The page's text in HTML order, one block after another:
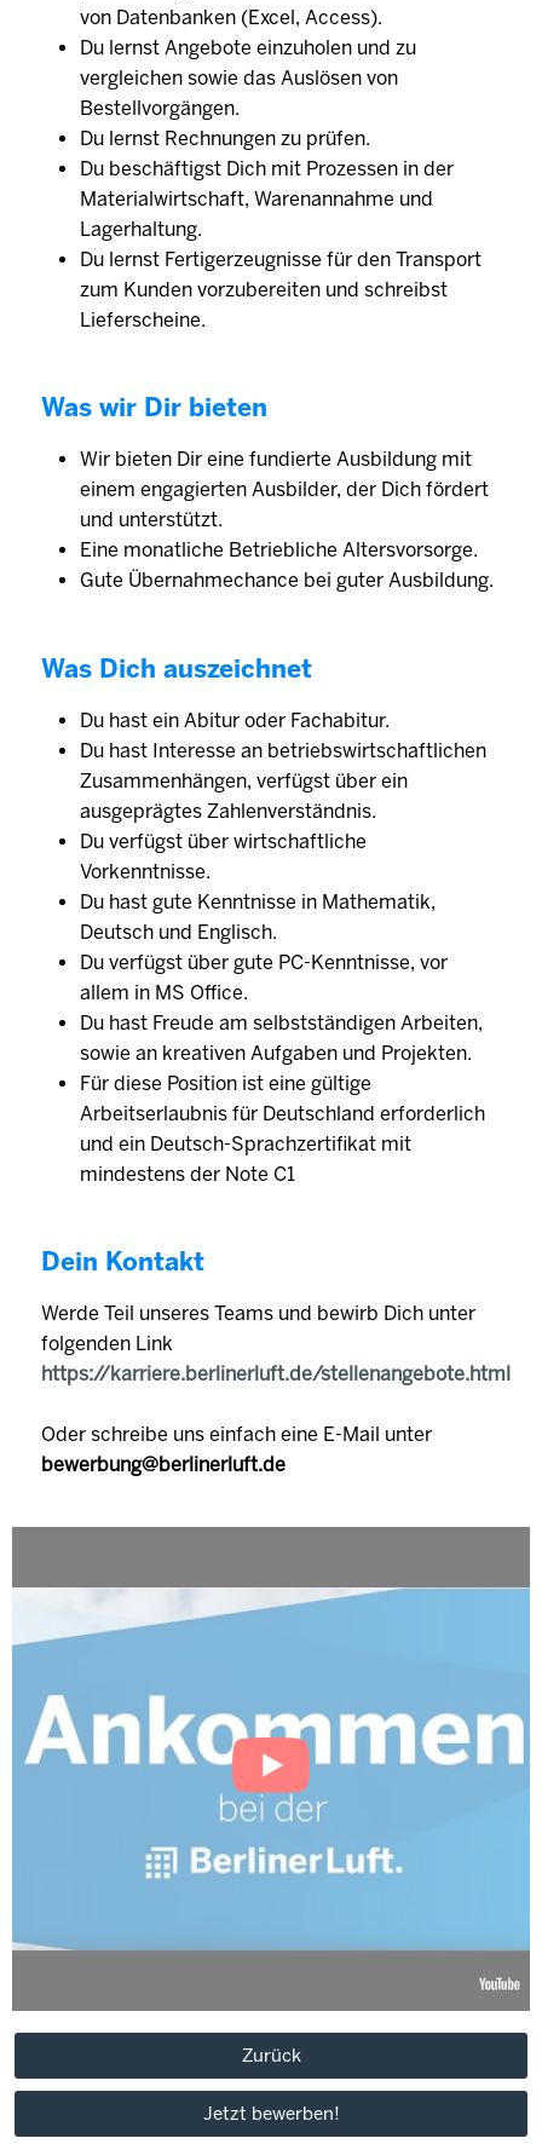
von Datenbanken (Excel, Access).
Du lernst Angebote einzuholen und zu
vergleichen sowie das Auslösen von
Bestellvorgängen.
Du lernst Rechnungen zu prüfen.
Du beschäftigst Dich mit Prozessen in der
Materialwirtschaft, Warenannahme und
Lagerhaltung.
Du lernst Fertigerzeugnisse für den Transport
zum Kunden vorzubereiten und schreibst
Lieferscheine.
Was wir Dir bieten
Wir bieten Dir eine fundierte Ausbildung mit
einem engagierten Ausbilder, der Dich fördert
und unterstützt.
Eine monatliche Betriebliche Altersvorsorge.
Gute Übernahmechance bei guter Ausbildung.
Was Dich auszeichnet
Du hast ein Abitur oder Fachabitur.
Du hast Interesse an betriebswirtschaftlichen
Zusammenhängen, verfügst über ein
ausgeprägtes Zahlenverständnis.
Du verfügst über wirtschaftliche
Vorkenntnisse.
Du hast gute Kenntnisse in Mathematik,
Deutsch und Englisch.
Du verfügst über gute PC-Kenntnisse, vor
allem in MS Office.
Du hast Freude am selbstständigen Arbeiten,
sowie an kreativen Aufgaben und Projekten.
Für diese Position ist eine gültige
Arbeitserlaubnis für Deutschland erforderlich
und ein Deutsch-Sprachzertifikat mit
mindestens der Note C1
Dein Kontakt
Werde Teil unseres Teams und bewirb Dich unter
folgenden Link
https://karriere.berlinerluft.de/stellenangebote.html
Oder schreibe uns einfach eine E-Mail unter
bewerbung@berlinerluft.de
Zurück
Jetzt bewerben!